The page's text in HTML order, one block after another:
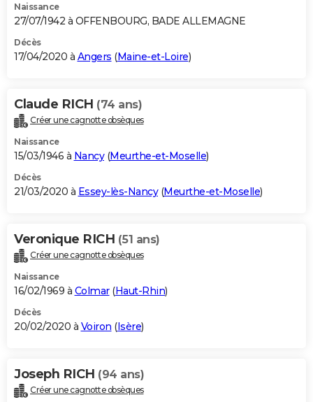
Naissance
27/07/1942 à OFFENBOURG, BADE ALLEMAGNE
Décès
17/04/2020 à Angers (Maine-et-Loire)
Claude RICH (74 ans)
Créer une cagnotte obsèques
Naissance
15/03/1946 à Nancy(Meurthe-et-Moselle)
Décès
21/03/2020 à Essey-lès-Nancy(Meurthe-et-Moselle)
Veronique RICH (51 ans)
Créer une cagnotte obsèques
Naissance
16/02/1969 à Colmar(Haut-Rhin)
Décès
20/02/2020 à Voiron (Isère)
Joseph RICH (94 ans)
Créer une cagnotte obsèques